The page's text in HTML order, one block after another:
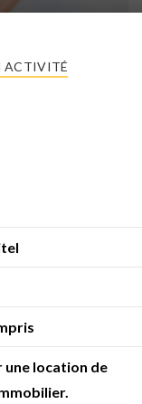
ACTIVITÉ
une location de